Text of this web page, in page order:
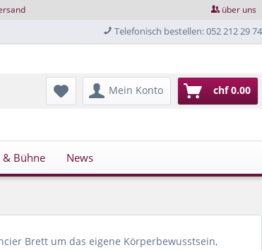
über uns
Telefonisch bestellen: 052 212 29 74
Mein Konto chf 0.00
& Bühne News
Brett um das eigene Körperbewusstsein,